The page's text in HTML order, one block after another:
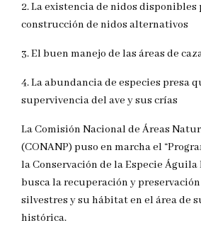
2. La existencia de nidos disponibles
construcción de nidos alternativos
3. El buen manejo de las áreas de
4. La abundancia de especies presa
supervivencia del ave y sus crías
La Comisión Nacional de Áreas
(CONANP) puso en marcha el
la Conservación de la Especie Águila
busca la recuperación y
silvestres y su hábitat en el área de
histórica.